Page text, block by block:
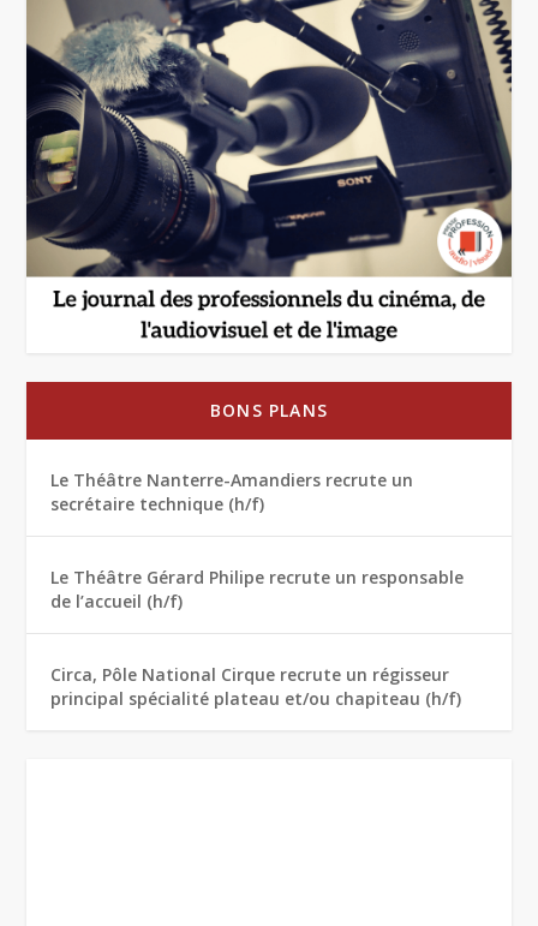
BONS PLANS
Le Théâtre Nanterre-Amandiers recrute un
secrétaire technique (h/f)
Le Théâtre Gérard Philipe recrute un responsable
de l’accueil (h/f)
Circa, Pôle National Cirque recrute un régisseur
principal spécialité plateau et/ou chapiteau (h/f)